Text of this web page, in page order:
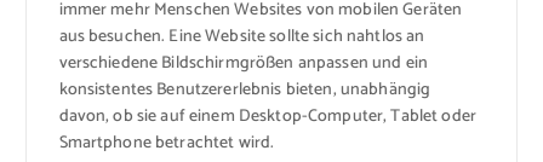
immer mehr Menschen Websites von mobilen Geräten
aus besuchen. Eine Website sollte sich nahtlos an
verschiedene Bildschirmgrößen anpassen und ein
konsistentes Benutzererlebnis bieten, unabhängig
davon, ob sie auf einem Desktop-Computer, Tablet oder
Smartphone betrachtet wird.